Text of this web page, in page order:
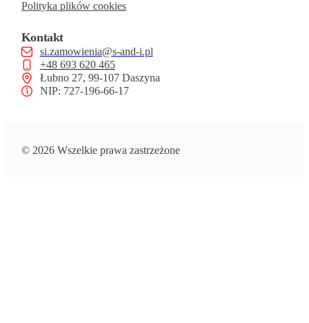
Polityka plików cookies
Kontakt
si.zamowienia@s-and-i.pl
+48 693 620 465
Łubno 27, 99-107 Daszyna
NIP: 727-196-66-17
© 2026 Wszelkie prawa zastrzeżone